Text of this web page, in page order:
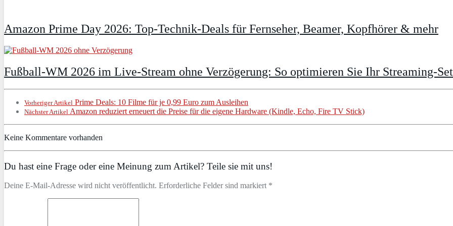
Amazon Prime Day 2026: Top-Technik-Deals für Fernseher, Beamer, Kopfhörer & mehr
Fußball-WM 2026 im Live-Stream ohne Verzögerung: So optimieren Sie Ihr Streaming-
Vorheriger Artikel Prime Deals: 10 Filme für je 0,99 Euro zum Ausleihen
Nächster Artikel Amazon reduziert erneuert die Preise für die eigene Hardware (Kindle, Echo, Fire TV Stick)
Keine Kommentare vorhanden
Du hast eine Frage oder eine Meinung zum Artikel? Teile sie mit uns!
Deine E-Mail-Adresse wird nicht veröffentlicht. Erforderliche Felder sind markiert *